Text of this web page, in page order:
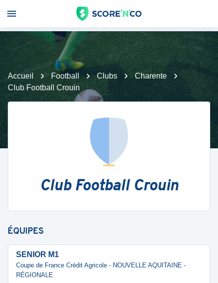
Accueil Football Clubs
Charente
Club Football Crouin
Club Football Crouin
ÉQUIPES
SENIOR M1
Coupe de France Crédit Agricole - NOUVELLE AQUITAINE -
RÉGIONALE